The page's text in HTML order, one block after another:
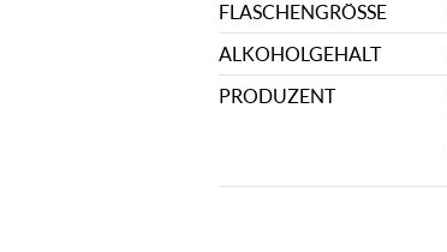
FLASCHENGRÖSSE
ALKOHOLGEHALT
PRODUZENT